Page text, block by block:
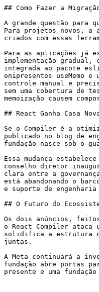
## Como Fazer a
A grande questão para
Para projetos novos, a
criados com essas
Para as aplicações já
implementação gradual,
integrada ao pacote
onipresentes useMemo
controle manual e
sem uma cobertura de
memoização causem
## React Ganha Casa
Se o Compiler é a
publicado no blog de
fundação nasce sob o
Essa mudança
conselho diretor
clara entre a
está abandonando o
e suporte de engenharia
## O Futuro do
Os dois anúncios,
o React Compiler ataca
solidifica a estrutura
juntas.
A Meta continuará a
fundação abre portas
presente e uma